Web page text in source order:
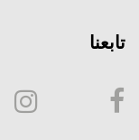
تابعنا